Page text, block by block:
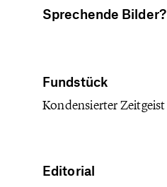
Sprechende Bilder?
Fundstück
Kondensierter Zeitgeist
Editorial